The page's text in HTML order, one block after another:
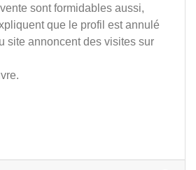
sont formidables aussi,
que le profil est annulé
site annoncent des visites sur